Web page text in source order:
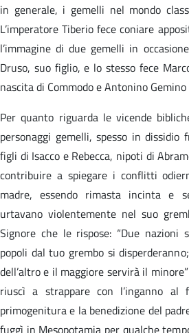
in generale, i gemelli nel mondo
L’imperatore Tiberio fece coniare
l’immagine di due gemelli in
Druso, suo figlio, e lo stesso fece
nascita di Commodo e Antonino Gemino
Per quanto riguarda le vicende
personaggi gemelli, spesso in dissidio
figli di Isacco e Rebecca, nipoti di
contribuire a spiegare i conflitti
madre, essendo rimasta incinta e
urtavano violentemente nel suo
Signore che le rispose: “Due
popoli dal tuo grembo si
dell’altro e il maggiore servirà il
riuscì a strappare con l’inganno al
primogenitura e la benedizione del
fuggì in Mesopotamia per qualche